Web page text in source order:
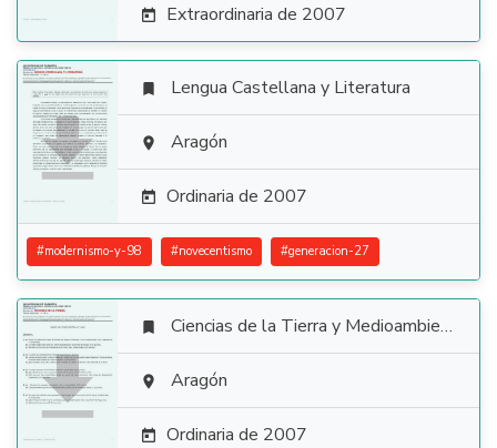
 Extraordinaria de 2007

 Lengua Castellana y Literatura
 Aragón
 Ordinaria de 2007
#modernismo-y-98 #novecentismo #generacion-27

 Ciencias de la Tierra y Medioambientales
 Aragón
 Ordinaria de 2007